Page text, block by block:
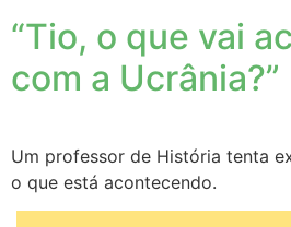
“Tio, o que vai
com a Ucrânia?”
Um professor de História tenta
o que está acontecendo.